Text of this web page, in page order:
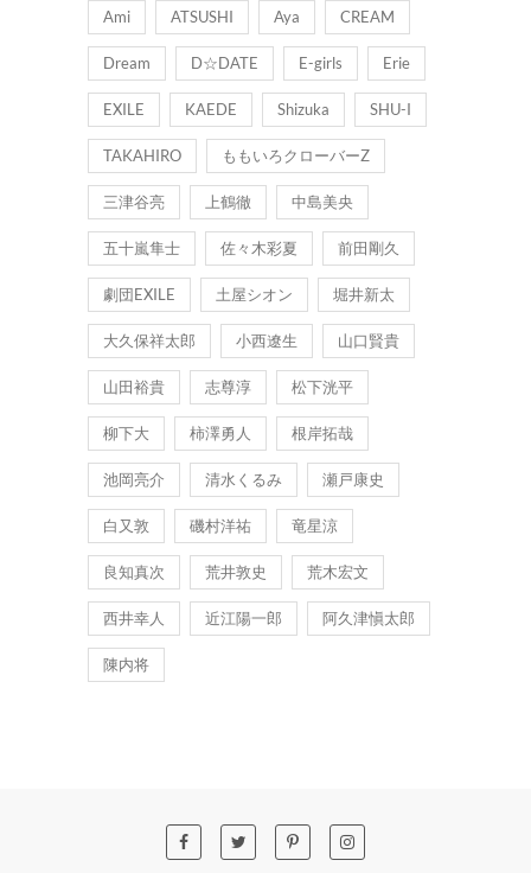
Ami ATSUSHI Aya CREAM
Dream D☆DATE E-girls Erie
EXILE KAEDE Shizuka SHU-I
TAKAHIRO ももいろクローバーZ
三津谷亮 上鶴徹 中島美央
五十嵐隼士 佐々木彩夏 前田剛久
劇団EXILE 土屋シオン 堀井新太
大久保祥太郎 小西遼生 山口賢貴
山田裕貴 志尊淳 松下洸平
柳下大 柿澤勇人 根岸拓哉
池岡亮介 清水くるみ 瀬戸康史
白又敦 磯村洋祐 竜星涼
良知真次 荒井敦史 荒木宏文
西井幸人 近江陽一郎 阿久津愼太郎
陳内将